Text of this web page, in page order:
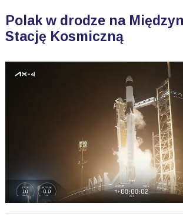
Polak w drodze na
Stację Kosmiczną